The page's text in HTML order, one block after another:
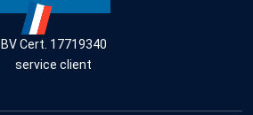
BV Cert. 17719340
service client